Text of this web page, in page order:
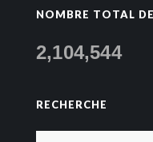
NOMBRE TOTAL
2,104,544
RECHERCHE